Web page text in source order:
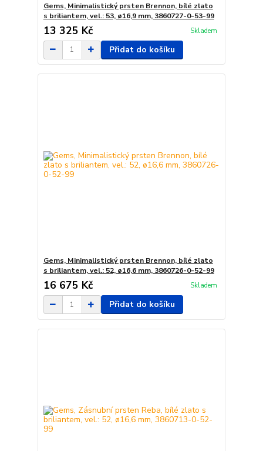
Gems, Minimalistický prsten Brennon, bílé zlato
s briliantem, vel.: 53, ø16,9 mm, 3860727-0-53-99
13 325 Kč Skladem
Přidat do košíku
Gems, Minimalistický prsten Brennon, bílé zlato
s briliantem, vel.: 52, ø16,6 mm, 3860726-0-52-99
16 675 Kč Skladem
Přidat do košíku